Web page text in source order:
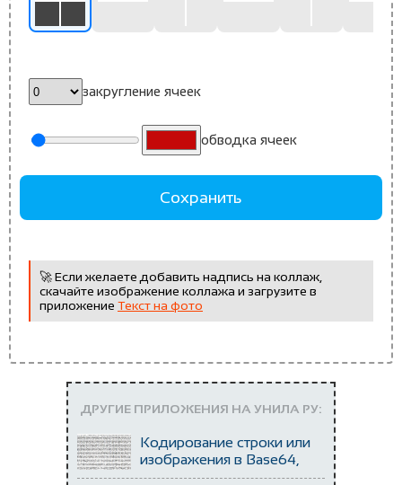
закругление ячеек
обводка ячеек
Сохранить
🚀️ Если желаете добавить надпись на коллаж,
скачайте изображение коллажа и загрузите в
приложение Текст на фото
ДРУГИЕ ПРИЛОЖЕНИЯ НА УНИЛА РУ:
Кодирование строки или
изображения в Base64,
Data URL (data:image)